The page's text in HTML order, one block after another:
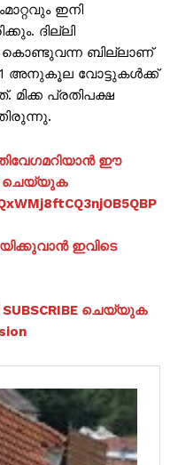
ഇനി
ദില്ലി
കൊണ്ടുവന്ന ബില്ലാണ്
അനുകൂല വോട്ടുകൾക്ക്
പ്രതിപക്ഷ
ഈ
ചെയ്യുക
ഇവിടെ
ചെയ്യുക